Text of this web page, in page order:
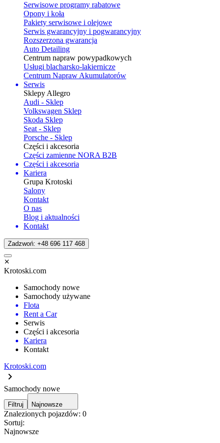
Serwisowe programy rabatowe
Opony i koła
Pakiety serwisowe i olejowe
Serwis gwarancyjny i pogwarancyjny
Rozszerzona gwarancja
Auto Detailing
Centrum napraw powypadkowych
Usługi blacharsko-lakiernicze
Centrum Napraw Akumulatorów
Serwis
Sklepy Allegro
Audi - Sklep
Volkswagen Sklep
Skoda Sklep
Seat - Sklep
Porsche - Sklep
Części i akcesoria
Części zamienne NORA B2B
Części i akcesoria
Kariera
Grupa Krotoski
Salony
Kontakt
O nas
Blog i aktualności
Kontakt
Zadzwoń: +48 696 117 468
Krotoski.com
Samochody nowe
Samochody używane
Flota
Rent a Car
Serwis
Części i akcesoria
Kariera
Kontakt
Krotoski.com
Samochody nowe
Filtruj Najnowsze
Znalezionych pojazdów: 0
Sortuj:
Najnowsze